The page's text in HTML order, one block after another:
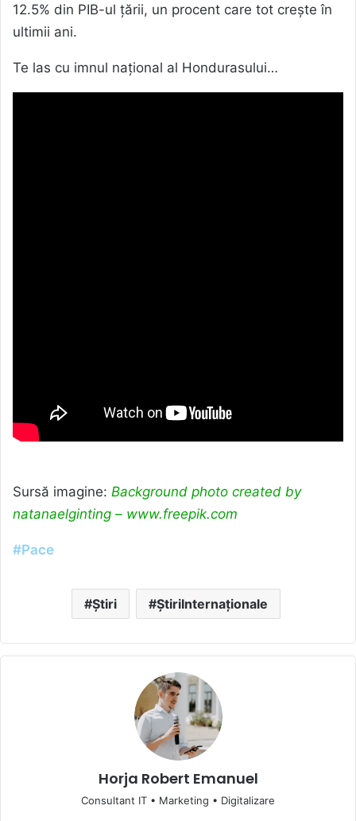
12.5% din PIB-ul țării, un procent care tot crește în
ultimii ani.
Te las cu imnul național al Hondurasului…
Sursă imagine: Background photo created by
natanaelginting – www.freepik.com
#Pace
Știri ȘtiriInternaționale
Horja Robert Emanuel
Consultant IT • Marketing • Digitalizare